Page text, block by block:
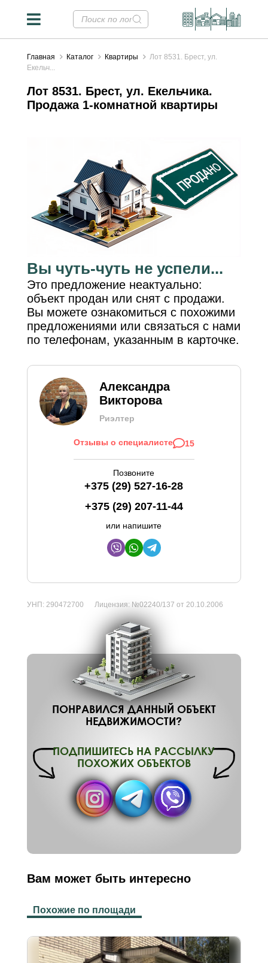
Главная Каталог Квартиры
Лот 8531. Брест, ул.
Екельч...
Лот 8531. Брест, ул. Екельчика.
Продажа 1-комнатной квартиры
Вы чуть-чуть не успели...
Это предложение неактуально:
объект продан или снят с продажи.
Вы можете ознакомиться с похожими
предложениями или связаться с нами
по телефонам, указанным в карточке.
Александра
Викторова
Риэлтер
Отзывы о специалисте 15
Позвоните
+375 (29) 527-16-28
+375 (29) 207-11-44
или напишите
УНП: 290472700 Лицензия: №02240/137 от 20.10.2006
ПОНРАВИЛСЯ ДАННЫЙ ОБЪЕКТ
НЕДВИЖИМОСТИ?
ПОДПИШИТЕСЬ НА РАССЫЛКУ
ПОХОЖИХ ОБЪЕКТОВ
Вам может быть интересно
Похожие по площади